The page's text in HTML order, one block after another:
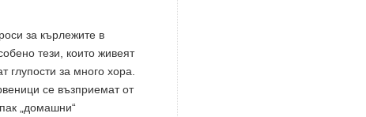
за кърлежите в
тези, които живеят
глупости за много хора.
се възприемат от
„домашни“